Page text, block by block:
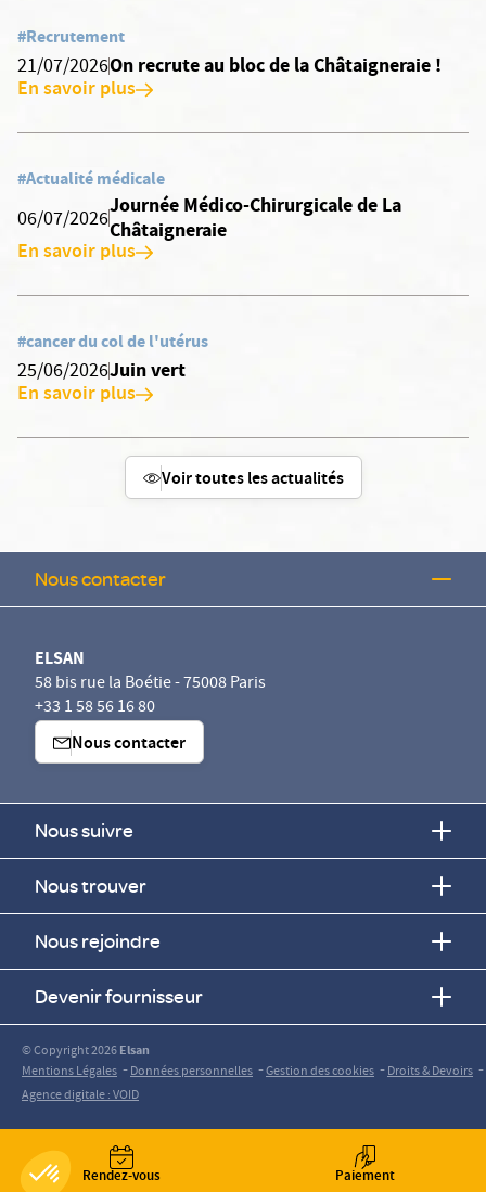
Rendez-vous Paiement
#Recrutement
21/07/2026On recrute au bloc de la Châtaigneraie !
En savoir plus
#Actualité médicale
06/07/2026
Journée Médico-Chirurgicale de La
Châtaigneraie
En savoir plus
#cancer du col de l'utérus
25/06/2026Juin vert
En savoir plus
Voir toutes les actualités
Nous contacter
ELSAN
58 bis rue la Boétie - 75008 Paris
+33 1 58 56 16 80
Nous contacter
Nous suivre
Nous trouver
Nous rejoindre
Devenir fournisseur
© Copyright 2026Elsan
Mentions Légales -Données personnelles -Gestion des cookies -Droits & Devoirs -
Agence digitale : VOID